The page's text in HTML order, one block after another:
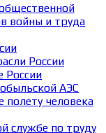
войны и труда
России
России
АЭС
человека
службе по труду